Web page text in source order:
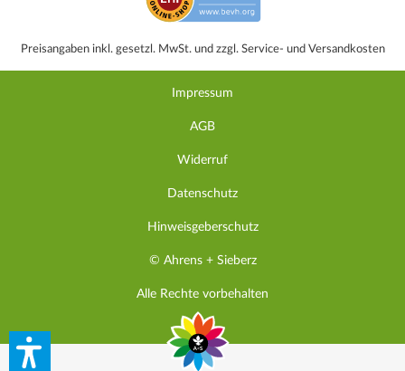
Preisangaben inkl. gesetzl. MwSt. und zzgl. Service- und Versandkosten
Impressum
AGB
Widerruf
Datenschutz
Hinweisgeberschutz
© Ahrens + Sieberz
Alle Rechte vorbehalten